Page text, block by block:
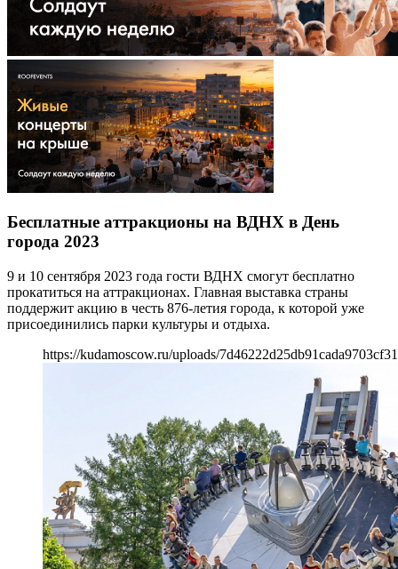
Бесплатные аттракционы на ВДНХ в День
города 2023
9 и 10 сентября 2023 года гости ВДНХ смогут бесплатно
прокатиться на аттракционах. Главная выставка страны
поддержит акцию в честь 876-летия города, к которой уже
присоединились парки культуры и отдыха.
https://kudamoscow.ru/uploads/